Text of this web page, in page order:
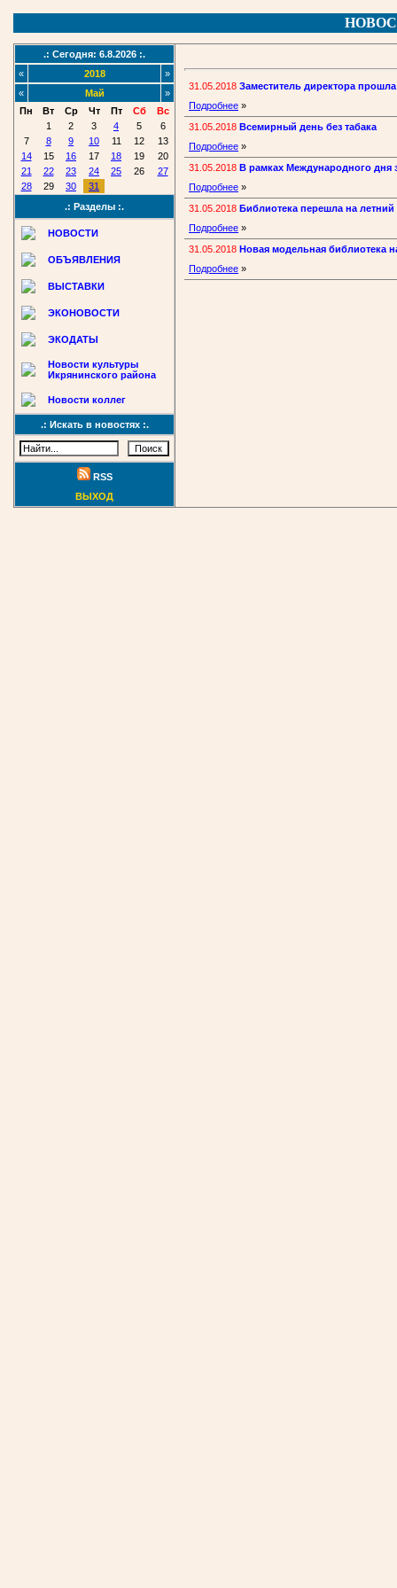
.: Сегодня: 6.8.2026 :.
«
2018
»
«
Май
»
Пн
Вт Ср Чт Пт Сб
Вс
1
2 3 4 5
6
7
8 9 10 11 12
13
14
15 16 17 18 19
20
21
22 23 24 25 26
27
28
29 30
31
.: Разделы :.
НОВОСТИ
ОБЪЯВЛЕНИЯ
ВЫСТАВКИ
ЭКОНОВОСТИ
ЭКОДАТЫ
Новости культуры
Икрянинского района
Новости коллег
.: Искать в новостях :.
RSS
ВЫХОД
31.05.2018 Заместитель директора
Подробнее »
31.05.2018 Всемирный день без табака
Подробнее »
31.05.2018 В рамках Международного дня
Подробнее »
31.05.2018 Библиотека перешла на
Подробнее »
31.05.2018 Новая модельная библиотека
Подробнее »